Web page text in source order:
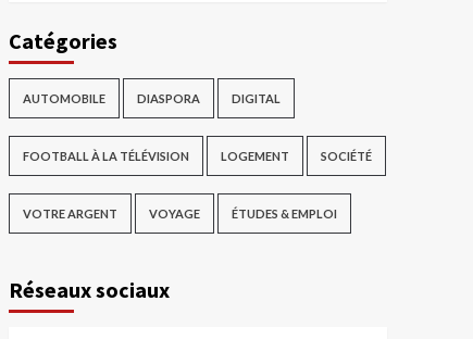
Catégories
AUTOMOBILE DIASPORA DIGITAL
FOOTBALL À LA TÉLÉVISION LOGEMENT SOCIÉTÉ
VOTRE ARGENT VOYAGE ÉTUDES & EMPLOI
Réseaux sociaux